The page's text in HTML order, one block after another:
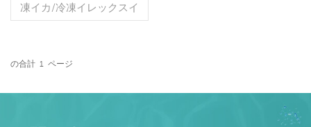
凍イカ/冷凍イレックスイ
カ サイズ:100g- 100-150g
法:船上冷凍、BQF パッキ
袋、または注文により梱包
の合計 1 ページ